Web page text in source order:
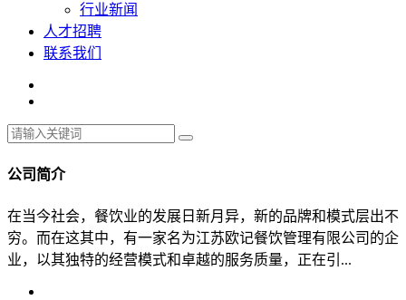
行业新闻
人才招聘
联系我们
公司简介
在当今社会，餐饮业的发展日新月异，新的品牌和模式层出不
穷。而在这其中，有一家名为江苏欧记餐饮管理有限公司的企
业，以其独特的经营模式和卓越的服务质量，正在引...